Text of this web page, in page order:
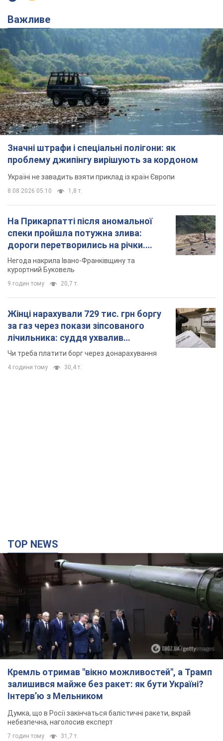
Важливе
Значні штрафи і спеціальні полігони: як
проблему джипінгу вирішують за кордоном
Україні не завадить взяти приклад із країн Європи
8.08.2026 05:10 1,8 т.
На Прикарпатті після аномальної
спеки пройшла потужна злива:
дороги перетворились на річки.
Відео
Негода накрила Івано-Франківщину та
курортний Буковель
9 годин тому 20,7 т.
Жінці нарахували 729 тис. грн боргу
за газ через покази зіпсованого
лічильника: суддя ухвалив
неочікуване рішення
Чи треба платити борг через донарахування
4 години тому 30,4 т.
TOP NEWS
Кремль отримав "вікно можливостей", а Трамп
залишився майже без ракет: як бути Україні?
Інтерв’ю з Мельником
Думка, що в Росії закінчаться балістичні ракети, вкрай
небезпечна, наголосив експерт
7 годин тому 31,7 т.